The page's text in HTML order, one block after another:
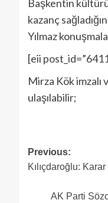
Başkentin
kazanç
Yılmaz
[eii
Mirza Kök imzalı
ulaşılabilir;
Previous:
Kılıçdaroğlu:
AK Parti